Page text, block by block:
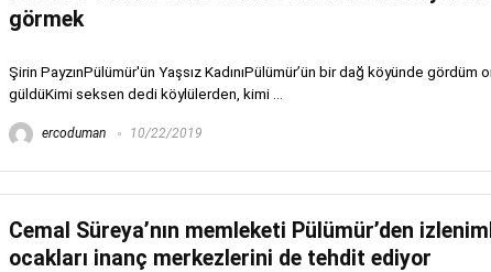
görmek
Şirin PayzınPülümür'ün Yaşsız KadınıPülümür’ün bir dağ köyünde gördüm
güldüKimi seksen dedi köylülerden, kimi ...
ercoduman 10/22/2019
Cemal Süreya’nın memleketi Pülümür’den
ocakları inanç merkezlerini de tehdit ediyor